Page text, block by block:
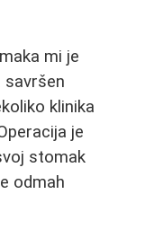
mi je
savršen
klinika
je
stomak
odmah